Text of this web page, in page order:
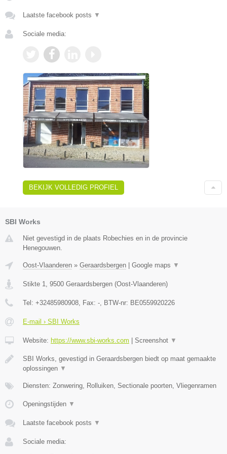
Laatste facebook posts ▼
Sociale media:
BEKIJK VOLLEDIG PROFIEL
SBI Works
Niet gevestigd in de plaats Robechies en in de provincie
Henegouwen.
Oost-Vlaanderen » Geraardsbergen | Google maps ▼
Stikte 1 9500 Geraardsbergen (Oost-Vlaanderen)
Tel: +32485980908 , Fax: - , BTW-nr: BE0559920226
E-mail › SBI Works
Website: https://www.sbi-works.com | Screenshot ▼
SBI Works, gevestigd in Geraardsbergen biedt op maat gemaakte
oplossingen ▼
Diensten: Zonwering, Rolluiken, Sectionale poorten, Vliegenramen
Openingstijden ▼
Laatste facebook posts ▼
Sociale media: